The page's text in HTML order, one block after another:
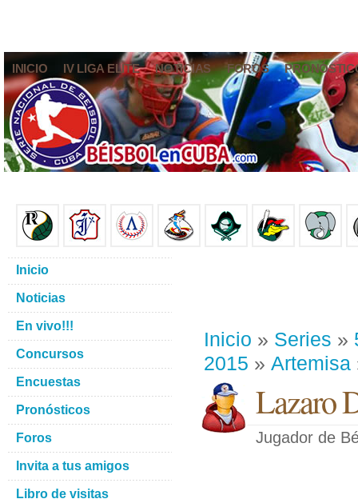
INICIO IV LIGA ELITE NOTICIAS FOROS
Inicio » Series »
2015 » Artemisa
Lazaro
Jugador de
Inicio
Noticias
En vivo!!!
Concursos
Encuestas
Pronósticos
Foros
Invita a tus amigos
Libro de visitas